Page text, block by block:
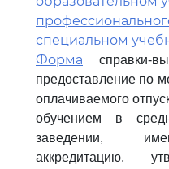
специальном
Форма справки-
предоставление по
оплачиваемого
обучением в
заведении,
аккредитацию,